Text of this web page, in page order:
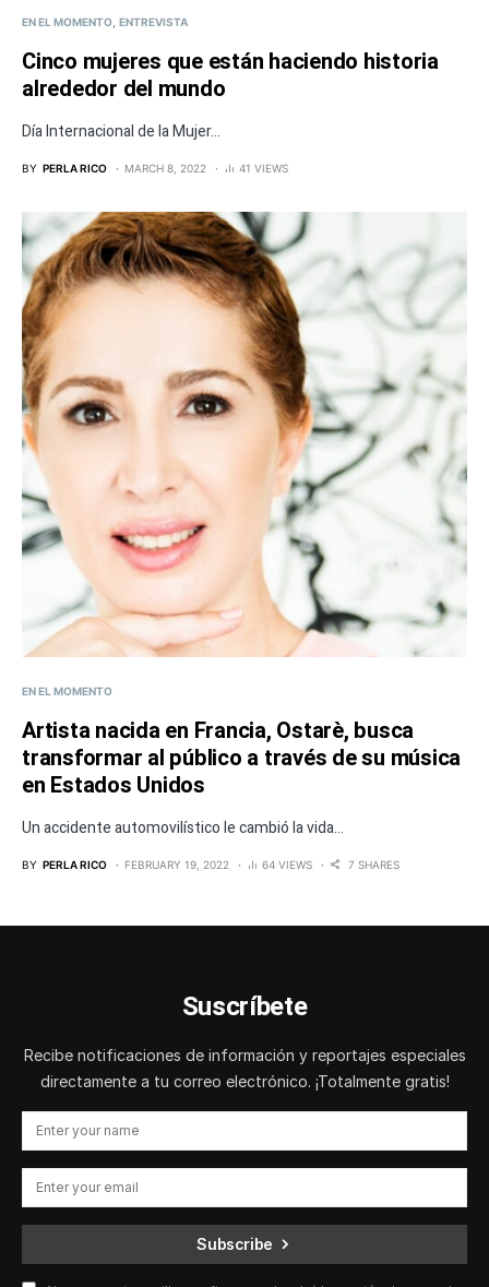
EN EL MOMENTO ENTREVISTA
Cinco mujeres que están haciendo historia
alrededor del mundo
Día Internacional de la Mujer...
BY PERLA RICO MARCH 8, 2022 41 VIEWS
EN EL MOMENTO
Artista nacida en Francia, Ostarè, busca
transformar al público a través de su música
en Estados Unidos
Un accidente automovilístico le cambió la vida...
BY PERLA RICO FEBRUARY 19, 2022 64 VIEWS 7 SHARES
Suscríbete
Recibe notificaciones de información y reportajes especiales
directamente a tu correo electrónico. ¡Totalmente gratis!
Subscribe